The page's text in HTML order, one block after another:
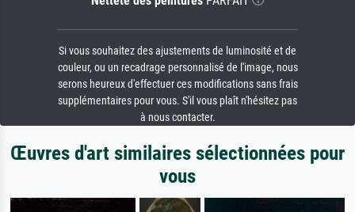
Si vous souhaitez des ajustements de luminosité et de
couleur, ou un recadrage personnalisé de l'image, nous
serons heureux d'effectuer ces modifications sans frais
supplémentaires pour vous. S'il vous plaît n'hésitez pas
à nous contacter.
Œuvres d'art similaires sélectionnées pour
vous